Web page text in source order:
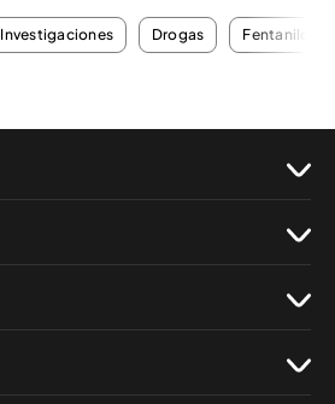
Investigaciones Drogas Fentanilo